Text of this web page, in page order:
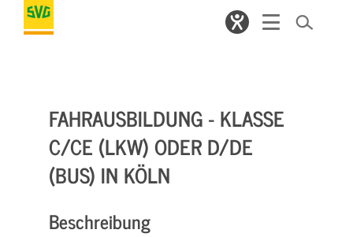
FAHRAUSBILDUNG - KLASSE
C/CE (LKW) ODER D/DE
(BUS) IN KÖLN
Beschreibung